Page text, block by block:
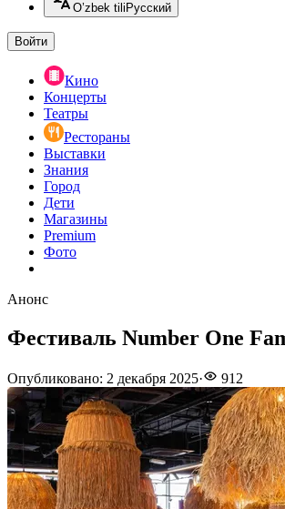
O’zbek tili Русский
Войти
Кино
Концерты
Театры
Рестораны
Выставки
Знания
Город
Дети
Магазины
Premium
Фото
Анонс
Фестиваль Number One
Опубликовано: 2 декабря 2025· 912